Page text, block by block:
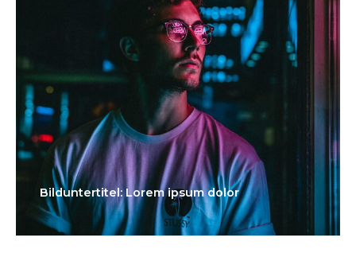
Bilduntertitel: Lorem ipsum dolor